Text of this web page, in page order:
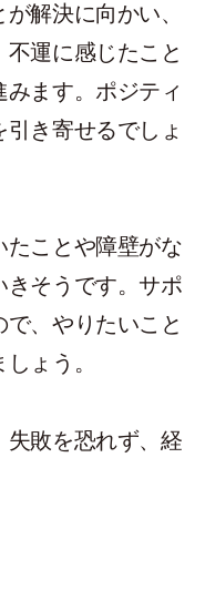
解決に向かい、
運に感じたこと
ます。ポジティ
き寄せるでしょ
たことや障壁がな
きそうです。サポ
、やりたいこと
ょう。
失敗を恐れず、経